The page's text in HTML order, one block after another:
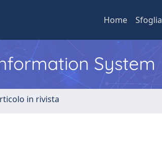
Home Sfoglia
System
in rivista